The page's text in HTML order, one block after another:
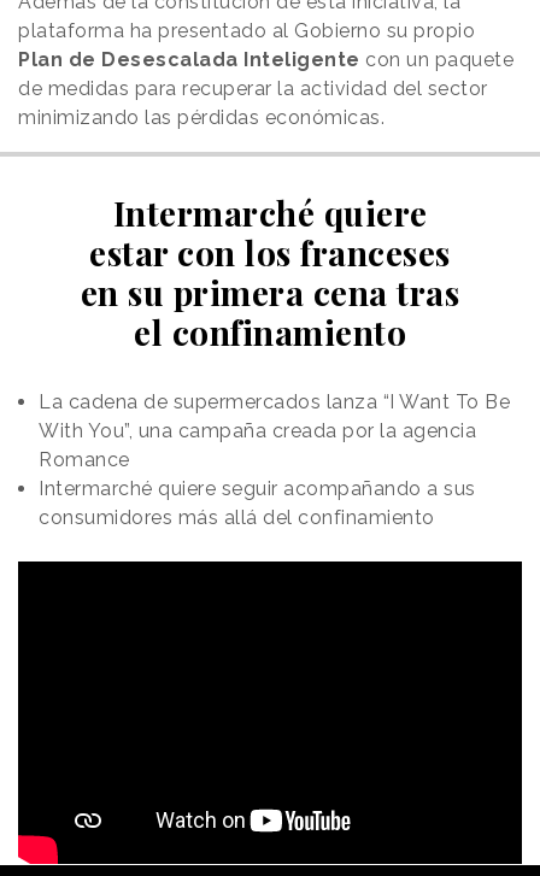
plataforma ha presentado al Gobierno su propio
Plan de Desescalada Inteligente con un paquete
de medidas para recuperar la actividad del sector
minimizando las pérdidas económicas.
Intermarché quiere
estar con los franceses
en su primera cena tras
el confinamiento
La cadena de supermercados lanza “I Want To Be
With You”, una campaña creada por la agencia
Romance
Intermarché quiere seguir acompañando a sus
consumidores más allá del confinamiento